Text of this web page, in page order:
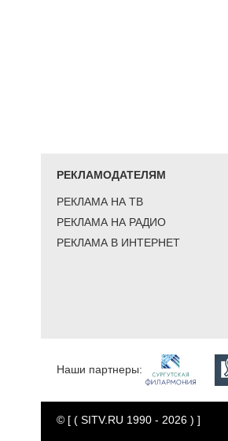
РЕКЛАМОДАТЕЛЯМ
РЕКЛАМА НА ТВ
РЕКЛАМА НА РАДИО
РЕКЛАМА В ИНТЕРНЕТ
Наши партнеры:
© [ ( SITV.RU 1990 - 2026 ) ]